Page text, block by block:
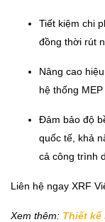
Tiết kiệm chi
đồng thời rút
Nâng cao
hệ thống
Đảm bảo độ
quốc tế, khả
cả công trình
Liên hệ ngay XRF
Xem thêm: Thiết